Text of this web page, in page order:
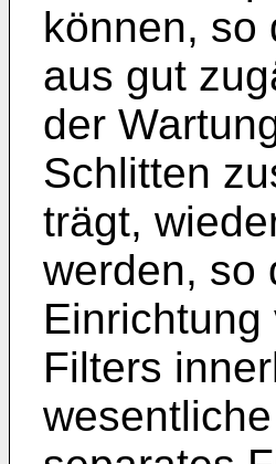
können, so
aus gut
der
Schlitten
trägt,
werden, so
Filters